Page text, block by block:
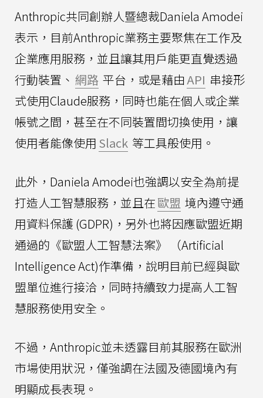
Anthropic共同創辦人暨總裁Daniela Amodei
表示，目前Anthropic業務主要聚焦在工作及
企業應用服務，並且讓其用戶能更直覺透過
行動裝置、 網路 平台，或是藉由API 串接形
式使用Claude服務，同時也能在個人或企業
帳號之間，甚至在不同裝置間切換使用，讓
使用者能像使用 Slack 等工具般使用。
此外，Daniela Amodei也強調以安全為前提
打造人工智慧服務，並且在歐盟 境內遵守通
用資料保護 (GDPR)，另外也將因應歐盟近期
通過的《歐盟人工智慧法案》 （Artificial
Intelligence Act)作準備，說明目前已經與歐
盟單位進行接洽，同時持續致力提高人工智
慧服務使用安全。
不過，Anthropic並未透露目前其服務在歐洲
市場使用狀況，僅強調在法國及德國境內有
明顯成長表現。